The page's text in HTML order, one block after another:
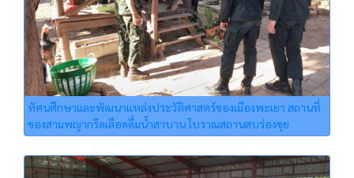
ทัศนศึกษาและพัฒนาแหล่งประวัติศาสตร์ของเมืองพะเยา สถานที่
ของสามพญากรีดเลือดดื่มน้ำสาบาน โบราณสถานสบร่องขุย